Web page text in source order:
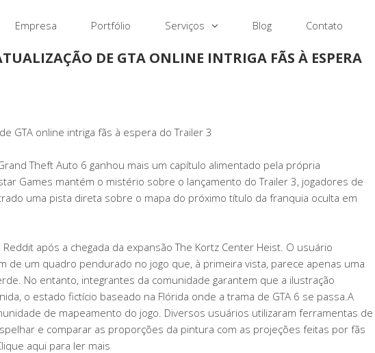
Empresa Portfólio Serviços Blog Contato
DE GTA ONLINE INTRIGA FÃS À ESPERA
GTA online intriga fãs à espera do Trailer 3
Theft Auto 6 ganhou mais um capítulo alimentado pela própria
Games mantém o mistério sobre o lançamento do Trailer 3, jogadores de
uma pista direta sobre o mapa do próximo título da franquia oculta em
após a chegada da expansão The Kortz Center Heist. O usuário
de um quadro pendurado no jogo que, à primeira vista, parece apenas uma
No entanto, integrantes da comunidade garantem que a ilustração
o estado fictício baseado na Flórida onde a trama de GTA 6 se passa.A
de mapeamento do jogo. Diversos usuários utilizaram ferramentas de
e comparar as proporções da pintura com as projeções feitas por fãs
aqui para ler mais